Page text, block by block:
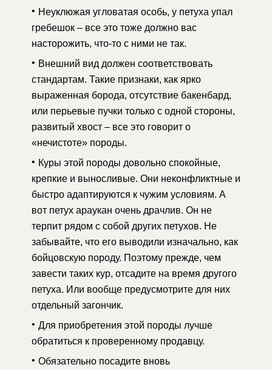
Неуклюжая угловатая особь, у петуха упал
гребешок – все это тоже должно вас
насторожить, что-то с ними не так.
Внешний вид должен соответствовать
стандартам. Такие признаки, как ярко
выраженная борода, отсутствие бакенбард,
или перьевые пучки только с одной стороны,
развитый хвост – все это говорит о
«нечистоте» породы.
Куры этой породы довольно спокойные,
крепкие и выносливые. Они неконфликтные и
быстро адаптируются к чужим условиям. А
вот петух араукан очень драчлив. Он не
терпит рядом с собой других петухов. Не
забывайте, что его выводили изначально, как
бойцовскую породу. Поэтому прежде, чем
завести таких кур, отсадите на время другого
петуха. Или вообще предусмотрите для них
отдельный загончик.
Для приобретения этой породы лучше
обратиться к проверенному продавцу.
Обязательно посадите вновь